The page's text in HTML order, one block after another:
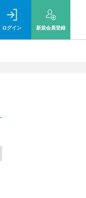
ログイン 新規会員登録